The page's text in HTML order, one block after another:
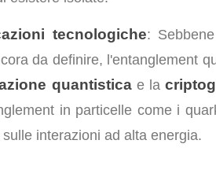
tecnologiche:
da definire, l'entanglement
quantisticae la
in particelle come i
interazioni ad alta energia.